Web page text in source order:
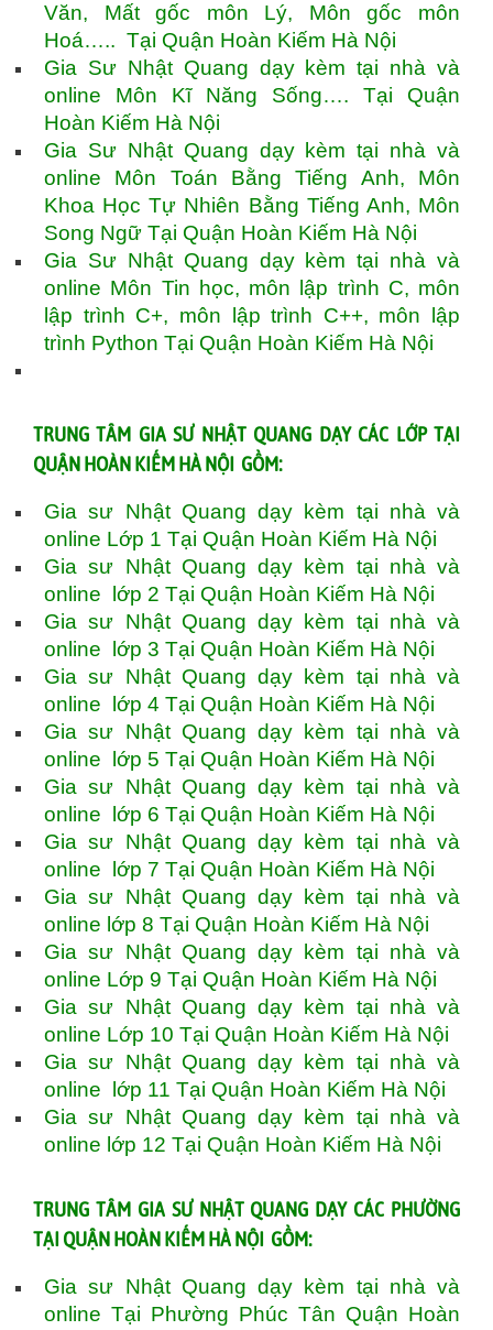
Văn, Mất gốc môn Lý, Môn gốc môn
Hoá….. Tại Quận Hoàn Kiếm Hà Nội
Gia Sư Nhật Quang dạy kèm tại nhà và
online Môn Kĩ Năng Sống…. Tại Quận
Hoàn Kiếm Hà Nội
Gia Sư Nhật Quang dạy kèm tại nhà và
online Môn Toán Bằng Tiếng Anh, Môn
Khoa Học Tự Nhiên Bằng Tiếng Anh, Môn
Song Ngữ Tại Quận Hoàn Kiếm Hà Nội
Gia Sư Nhật Quang dạy kèm tại nhà và
online Môn Tin học, môn lập trình C, môn
lập trình C+, môn lập trình C++, môn lập
trình Python Tại Quận Hoàn Kiếm Hà Nội
TRUNG TÂM GIA SƯ NHẬT QUANG DẠY CÁC LỚP TẠI
QUẬN HOÀN KIẾM HÀ NỘI GỒM:
Gia sư Nhật Quang dạy kèm tại nhà và
online Lớp 1 Tại Quận Hoàn Kiếm Hà Nội
Gia sư Nhật Quang dạy kèm tại nhà và
online lớp 2 Tại Quận Hoàn Kiếm Hà Nội
Gia sư Nhật Quang dạy kèm tại nhà và
online lớp 3 Tại Quận Hoàn Kiếm Hà Nội
Gia sư Nhật Quang dạy kèm tại nhà và
online lớp 4 Tại Quận Hoàn Kiếm Hà Nội
Gia sư Nhật Quang dạy kèm tại nhà và
online lớp 5 Tại Quận Hoàn Kiếm Hà Nội
Gia sư Nhật Quang dạy kèm tại nhà và
online lớp 6 Tại Quận Hoàn Kiếm Hà Nội
Gia sư Nhật Quang dạy kèm tại nhà và
online lớp 7 Tại Quận Hoàn Kiếm Hà Nội
Gia sư Nhật Quang dạy kèm tại nhà và
online lớp 8 Tại Quận Hoàn Kiếm Hà Nội
Gia sư Nhật Quang dạy kèm tại nhà và
online Lớp 9 Tại Quận Hoàn Kiếm Hà Nội
Gia sư Nhật Quang dạy kèm tại nhà và
online Lớp 10 Tại Quận Hoàn Kiếm Hà Nội
Gia sư Nhật Quang dạy kèm tại nhà và
online lớp 11 Tại Quận Hoàn Kiếm Hà Nội
Gia sư Nhật Quang dạy kèm tại nhà và
online lớp 12 Tại Quận Hoàn Kiếm Hà Nội
TRUNG TÂM GIA SƯ NHẬT QUANG DẠY CÁC PHƯỜNG
TẠI QUẬN HOÀN KIẾM HÀ NỘI GỒM:
Gia sư Nhật Quang dạy kèm tại nhà và
online Tại Phường Phúc Tân Quận Hoàn